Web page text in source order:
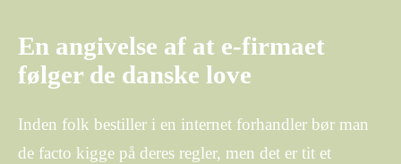
En angivelse af at e-firmaet
følger de danske love
Inden folk bestiller i en internet forhandler bør man
de facto kigge på deres regler, men det er tit et